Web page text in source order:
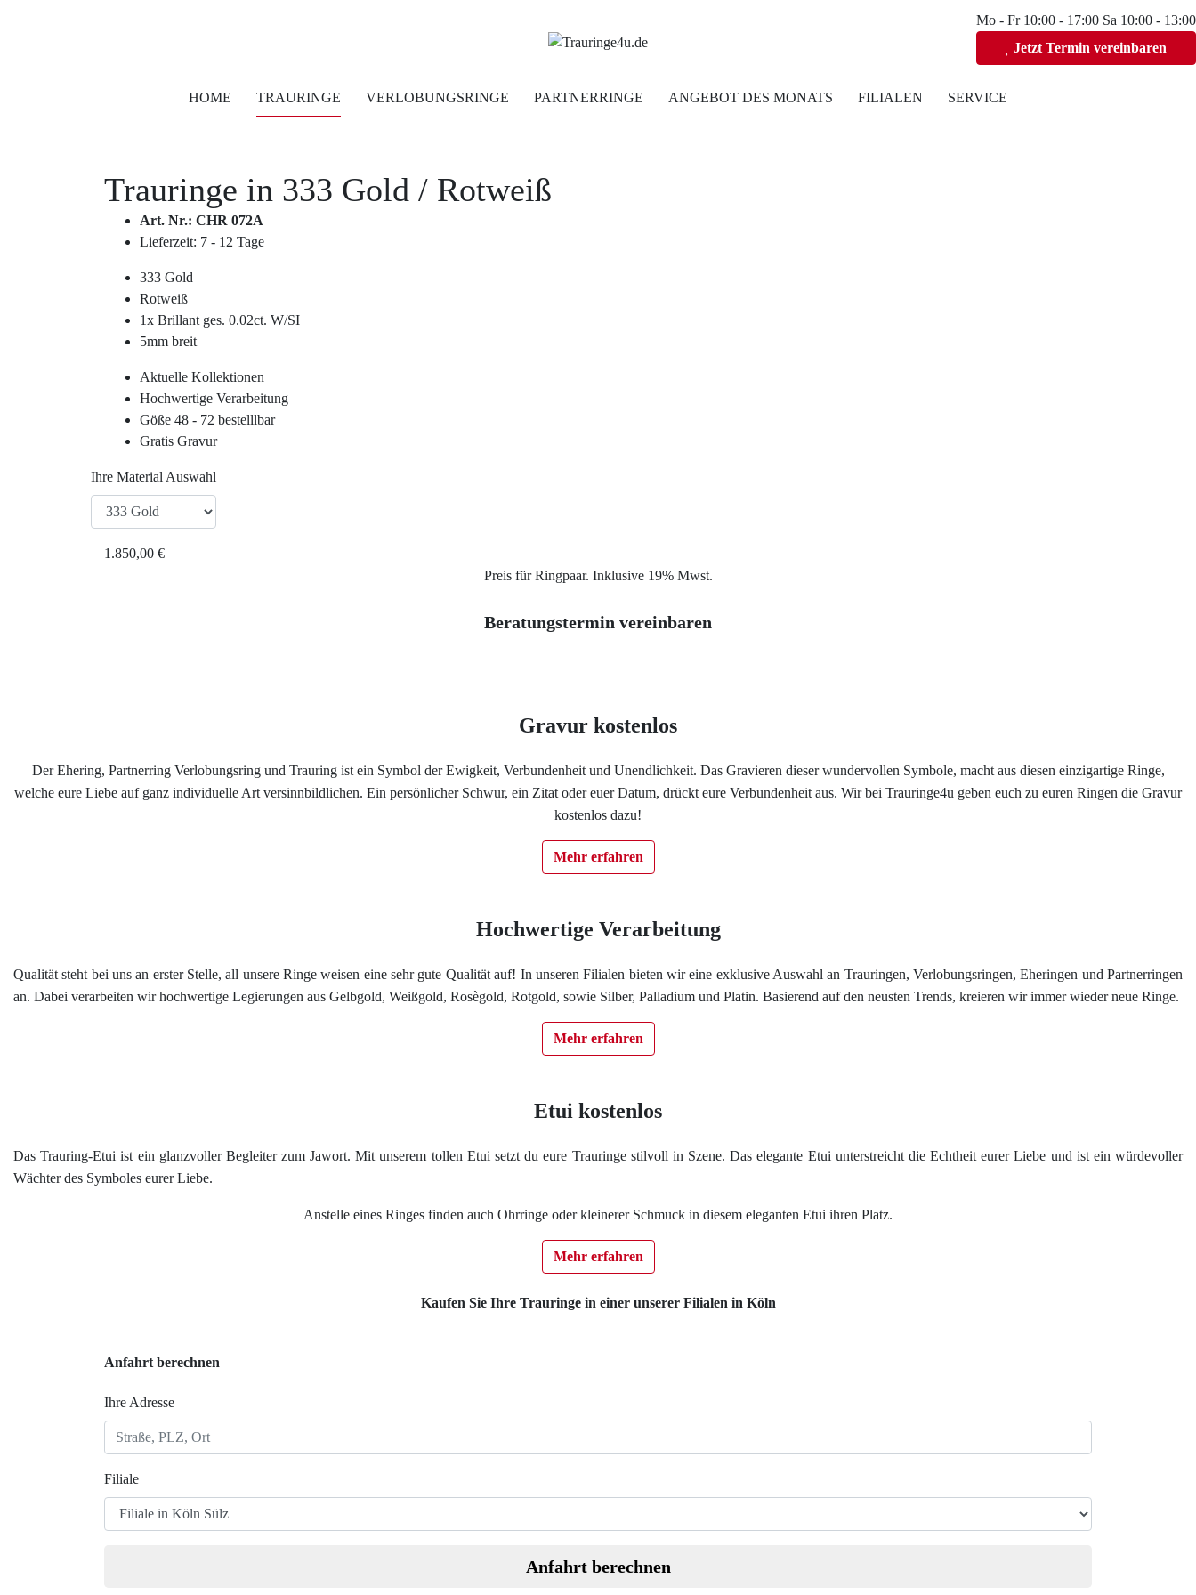
Mo - Fr 10:00 - 17:00 Sa 10:00 - 13:00
Jetzt Termin vereinbaren
HOME TRAURINGE VERLOBUNGSRINGE PARTNERRINGE ANGEBOT DES MONATS FILIALEN SERVICE
Trauringe in 333 Gold / Rotweiß
Art. Nr.: CHR 072A
Lieferzeit: 7 - 12 Tage
333 Gold
Rotweiß
1x Brillant ges. 0.02ct. W/SI
5mm breit
Aktuelle Kollektionen
Hochwertige Verarbeitung
Göße 48 - 72 bestelllbar
Gratis Gravur
Ihre Material Auswahl
1.850,00 €
Preis für Ringpaar. Inklusive 19% Mwst.
Beratungstermin vereinbaren
Gravur kostenlos
Der Ehering, Partnerring Verlobungsring und Trauring ist ein Symbol der Ewigkeit, Verbundenheit und Unendlichkeit. Das Gravieren dieser wundervollen Symbole, macht aus diesen einzigartige Ringe,
welche eure Liebe auf ganz individuelle Art versinnbildlichen. Ein persönlicher Schwur, ein Zitat oder euer Datum, drückt eure Verbundenheit aus. Wir bei Trauringe4u geben euch zu euren Ringen die Gravur
kostenlos dazu!
Mehr erfahren
Hochwertige Verarbeitung
Qualität steht bei uns an erster Stelle, all unsere Ringe weisen eine sehr gute Qualität auf! In unseren Filialen bieten wir eine exklusive Auswahl an Trauringen, Verlobungsringen, Eheringen und Partnerringen
an. Dabei verarbeiten wir hochwertige Legierungen aus Gelbgold, Weißgold, Rosègold, Rotgold, sowie Silber, Palladium und Platin. Basierend auf den neusten Trends, kreieren wir immer wieder neue Ringe.
Mehr erfahren
Etui kostenlos
Das Trauring-Etui ist ein glanzvoller Begleiter zum Jawort. Mit unserem tollen Etui setzt du eure Trauringe stilvoll in Szene. Das elegante Etui unterstreicht die Echtheit eurer Liebe und ist ein würdevoller
Wächter des Symboles eurer Liebe.
Anstelle eines Ringes finden auch Ohrringe oder kleinerer Schmuck in diesem eleganten Etui ihren Platz.
Mehr erfahren
Kaufen Sie Ihre Trauringe in einer unserer Filialen in Köln
Anfahrt berechnen
Ihre Adresse
Filiale
Anfahrt berechnen
Home
Verlobungsringe
Kostenlose Gravur
Cookies
Datenschutzerklärung
Impressum
Individuelle Trauringe
Ratgeber
Uhren Schmuck Reparatur Service
Verlobungsringe Köln